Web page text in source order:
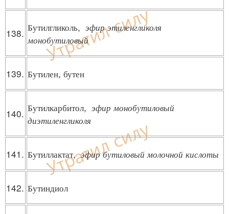
138. Бутилгликоль, эфир этиленгликоля
монобутиловый
139. Бутилен, бутен
140. Бутилкарбитол, эфир монобутиловый
диэтиленгликоля
141. Бутиллактат,эфир бутиловый молочной кислоты
142. Бутиндиол